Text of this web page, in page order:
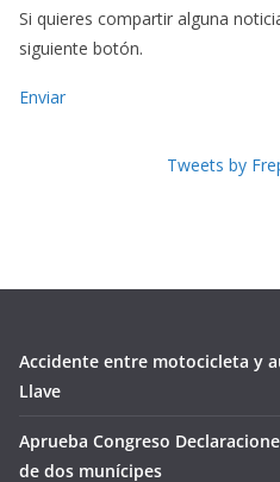
Si quieres compartir alguna
siguiente botón.
Enviar
Tweets by
Accidente entre motocicleta y
Llave
Aprueba Congreso
de dos munícipes